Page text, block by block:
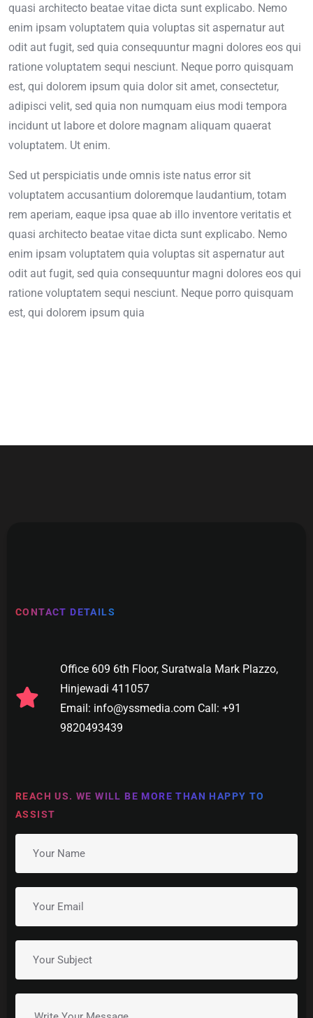
quasi architecto beatae vitae dicta sunt explicabo. Nemo
enim ipsam voluptatem quia voluptas sit aspernatur aut
odit aut fugit, sed quia consequuntur magni dolores eos qui
ratione voluptatem sequi nesciunt. Neque porro quisquam
est, qui dolorem ipsum quia dolor sit amet, consectetur,
adipisci velit, sed quia non numquam eius modi tempora
incidunt ut labore et dolore magnam aliquam quaerat
voluptatem. Ut enim.
Sed ut perspiciatis unde omnis iste natus error sit
voluptatem accusantium doloremque laudantium, totam
rem aperiam, eaque ipsa quae ab illo inventore veritatis et
quasi architecto beatae vitae dicta sunt explicabo. Nemo
enim ipsam voluptatem quia voluptas sit aspernatur aut
odit aut fugit, sed quia consequuntur magni dolores eos qui
ratione voluptatem sequi nesciunt. Neque porro quisquam
est, qui dolorem ipsum quia
CONTACT DETAILS
Office 609 6th Floor, Suratwala Mark Plazzo,
Hinjewadi 411057
Email: info@yssmedia.com Call: +91
9820493439
REACH US. WE WILL BE MORE THAN HAPPY TO
ASSIST